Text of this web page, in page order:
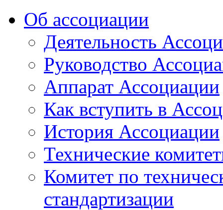
Об ассоциации
Деятельность
Руководство
Аппарат Ассоциации
Как вступить в
История Ассоциации
Технические
Комитет по
стандартизации